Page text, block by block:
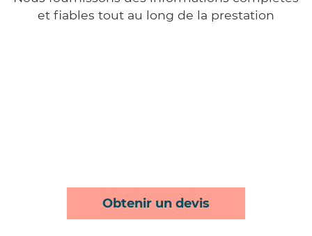
et fiables tout au long de la prestation
Obtenir un devis